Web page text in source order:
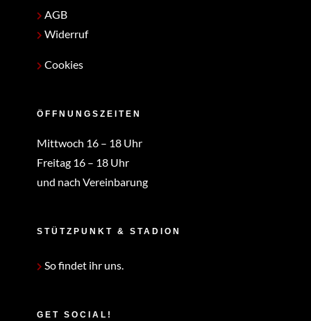
AGB
Widerruf
Cookies
ÖFFNUNGSZEITEN
Mittwoch 16 – 18 Uhr
Freitag 16 – 18 Uhr
und nach Vereinbarung
STÜTZPUNKT & STADION
So findet ihr uns.
GET SOCIAL!